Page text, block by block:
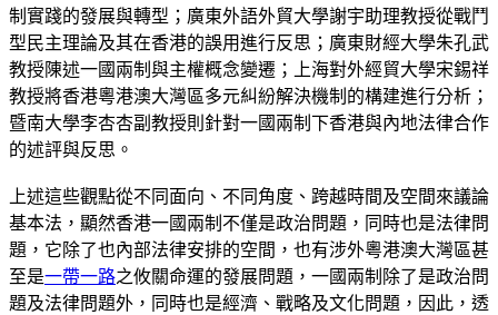
制實踐的發展與轉型；廣東外語外貿大學謝宇助理教授從戰鬥
型民主理論及其在香港的誤用進行反思；廣東財經大學朱孔武
教授陳述一國兩制與主權概念變遷；上海對外經貿大學宋錫祥
教授將香港粵港澳大灣區多元糾紛解決機制的構建進行分析；
暨南大學李杏杏副教授則針對一國兩制下香港與內地法律合作
的述評與反思。
上述這些觀點從不同面向、不同角度、跨越時間及空間來議論
基本法，顯然香港一國兩制不僅是政治問題，同時也是法律問
題，它除了也內部法律安排的空間，也有涉外粵港澳大灣區甚
至是一帶一路之攸關命運的發展問題，一國兩制除了是政治問
題及法律問題外，同時也是經濟、戰略及文化問題，因此，透